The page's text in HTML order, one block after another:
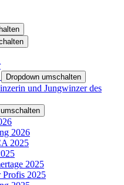
Dropdown umschalten
und Jungwinzer des
2026
2025
2025
2025